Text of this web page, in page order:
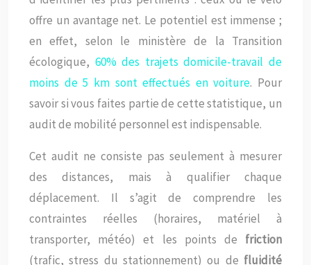
offre un avantage net. Le potentiel est immense ;
en effet, selon le ministère de la Transition
écologique, 60% des trajets domicile-travail de
moins de 5 km sont effectués en voiture. Pour
savoir si vous faites partie de cette statistique, un
audit de mobilité personnel est indispensable.
Cet audit ne consiste pas seulement à mesurer
des distances, mais à qualifier chaque
déplacement. Il s’agit de comprendre les
contraintes réelles (horaires, matériel à
transporter, météo) et les points de friction
(trafic, stress du stationnement) ou de fluidité